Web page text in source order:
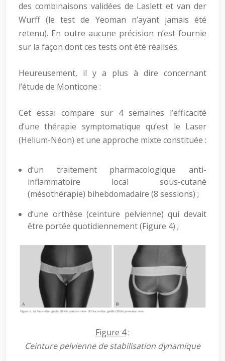
des combinaisons validées de Laslett et van der
Wurff (le test de Yeoman n’ayant jamais été
retenu). En outre aucune précision n’est fournie
sur la façon dont ces tests ont été réalisés.
Heureusement, il y a plus à dire concernant
l’étude de Monticone :
Cet essai compare sur 4 semaines l’efficacité
d’une thérapie symptomatique qu’est le Laser
(Helium-Néon) et une approche mixte constituée :
d’un traitement pharmacologique anti-
inflammatoire local sous-cutané
(mésothérapie) bihebdomadaire (8 sessions) ;
d’une orthèse (ceinture pelvienne) qui devait
être portée quotidiennement (Figure 4) ;
Figure 4:
Ceinture pelvienne de stabilisation dynamique